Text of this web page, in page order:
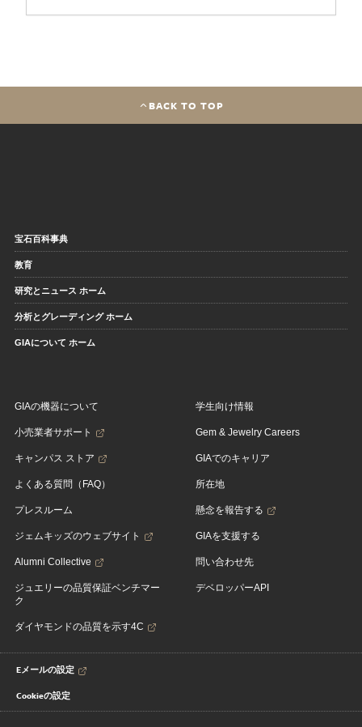
BACK TO TOP
宝石百科事典
教育
研究とニュース ホーム
分析とグレーディング ホーム
GIAについて ホーム
GIAの機器について
小売業者サポート
キャンパス ストア
よくある質問（FAQ）
プレスルーム
ジェムキッズのウェブサイト
Alumni Collective
ジュエリーの品質保証ベンチマー
ク
ダイヤモンドの品質を示す4C
学生向け情報
Gem & Jewelry Careers
GIAでのキャリア
所在地
懸念を報告する
GIAを支援する
問い合わせ先
デベロッパーAPI
Eメールの設定
Cookieの設定